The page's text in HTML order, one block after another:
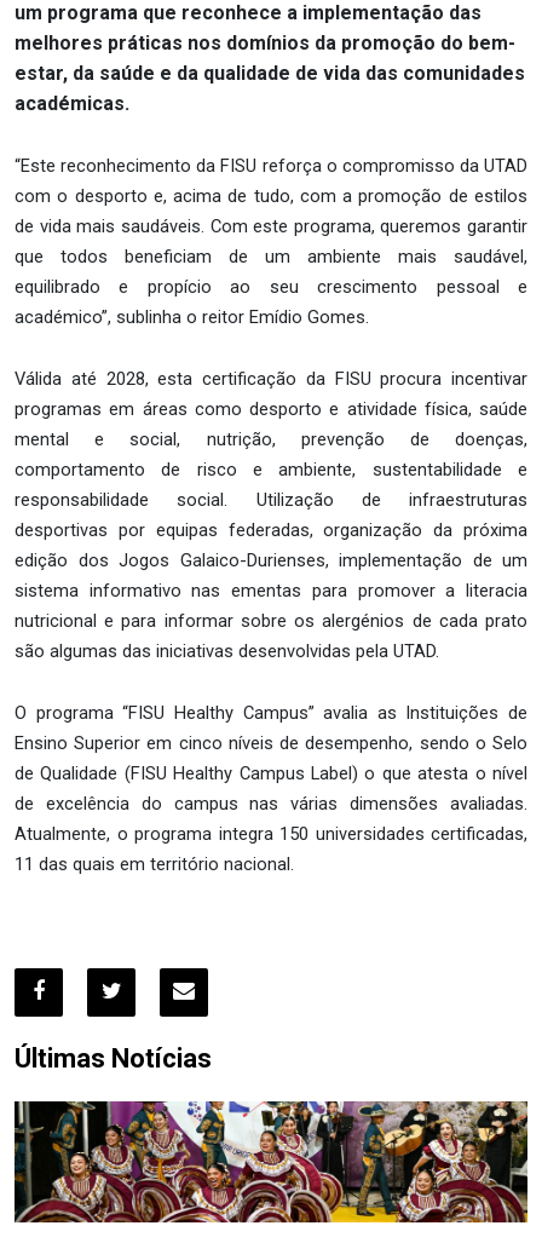
um programa que reconhece a implementação das
melhores práticas nos domínios da promoção do bem-
estar, da saúde e da qualidade de vida das comunidades
académicas.
“Este reconhecimento da FISU reforça o compromisso da UTAD
com o desporto e, acima de tudo, com a promoção de estilos
de vida mais saudáveis. Com este programa, queremos garantir
que todos beneficiam de um ambiente mais saudável,
equilibrado e propício ao seu crescimento pessoal e
académico”, sublinha o reitor Emídio Gomes.
Válida até 2028, esta certificação da FISU procura incentivar
programas em áreas como desporto e atividade física, saúde
mental e social, nutrição, prevenção de doenças,
comportamento de risco e ambiente, sustentabilidade e
responsabilidade social. Utilização de infraestruturas
desportivas por equipas federadas, organização da próxima
edição dos Jogos Galaico-Durienses, implementação de um
sistema informativo nas ementas para promover a literacia
nutricional e para informar sobre os alergénios de cada prato
são algumas das iniciativas desenvolvidas pela UTAD.
O programa “FISU Healthy Campus” avalia as Instituições de
Ensino Superior em cinco níveis de desempenho, sendo o Selo
de Qualidade (FISU Healthy Campus Label) o que atesta o nível
de excelência do campus nas várias dimensões avaliadas.
Atualmente, o programa integra 150 universidades certificadas,
11 das quais em território nacional.
Últimas Notícias